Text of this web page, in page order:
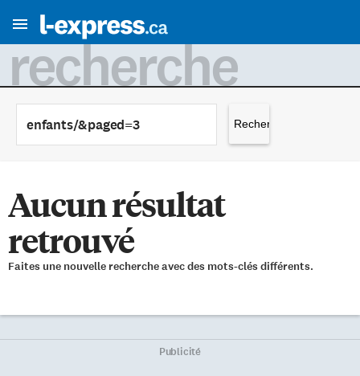
recherche
Aucun résultat
retrouvé
Faites une nouvelle recherche avec des mots-clés différents.
Publicité